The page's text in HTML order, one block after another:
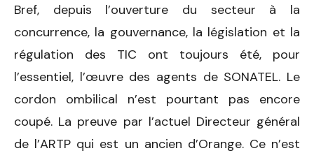
Bref, depuis l’ouverture du secteur à la
concurrence, la gouvernance, la législation et la
régulation des TIC ont toujours été, pour
l’essentiel, l’œuvre des agents de SONATEL. Le
cordon ombilical n’est pourtant pas encore
coupé. La preuve par l’actuel Directeur général
de l’ARTP qui est un ancien d’Orange. Ce n’est